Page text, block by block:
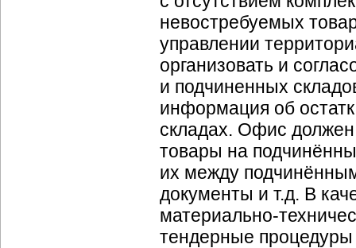
невостребуемых
управлении
организовать и
и подчиненных
информация об
складах. Офис
товары на
их между
документы и т.д. В
материально-
тендерные